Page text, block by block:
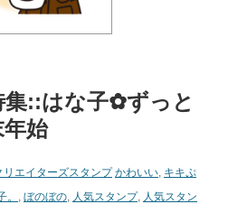
集::はな子✿ずっと
始
エイターズスタンプ かわいい, キキぷ
。 , ぼのぼの, 人気スタンプ, 人気スタン